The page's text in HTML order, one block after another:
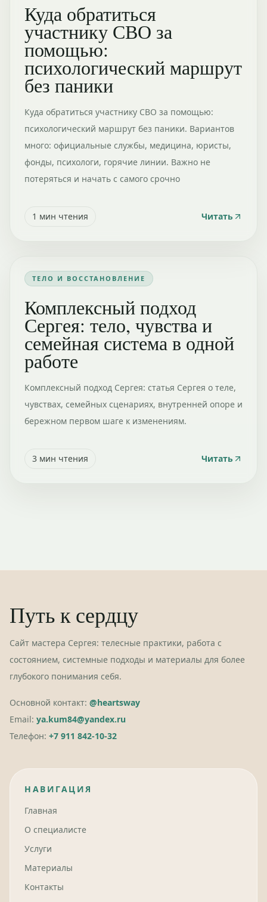
Куда обратиться
участнику СВО за
помощью:
психологический маршрут
без паники
Куда обратиться участнику СВО за помощью:
психологический маршрут без паники. Вариантов
много: официальные службы, медицина, юристы,
фонды, психологи, горячие линии. Важно не
потеряться и начать с самого срочно
1 мин чтения Читать
ТЕЛО И ВОССТАНОВЛЕНИЕ
Комплексный подход
Сергея: тело, чувства и
семейная система в одной
работе
Комплексный подход Сергея: статья Сергея о теле,
чувствах, семейных сценариях, внутренней опоре и
бережном первом шаге к изменениям.
3 мин чтения Читать
Путь к сердцу
Сайт мастера Сергея: телесные практики, работа с
состоянием, системные подходы и материалы для более
глубокого понимания себя.
Основной контакт: @heartsway
Email: ya.kum84@yandex.ru
Телефон: +7 911 842-10-32
НАВИГАЦИЯ
Главная
О специалисте
Услуги
Материалы
Контакты